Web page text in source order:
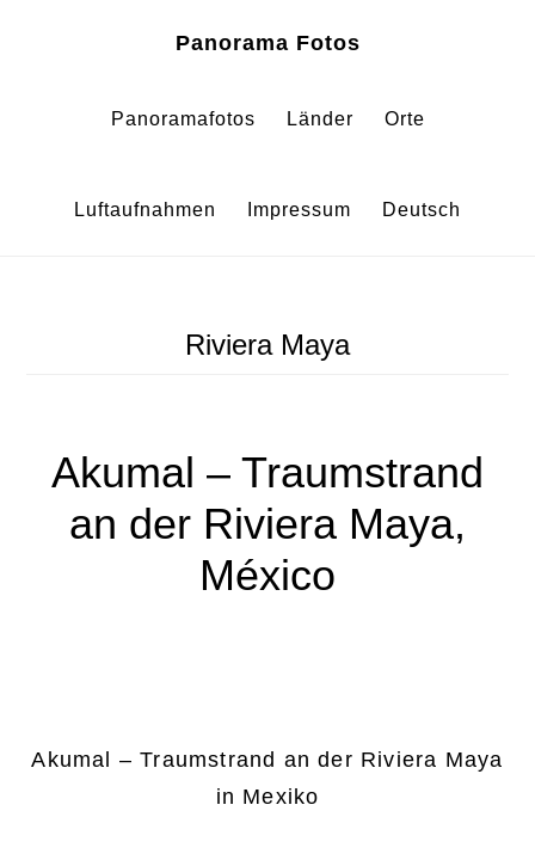
Panorama Fotos
Panoramafotos Länder Orte
Luftaufnahmen Impressum Deutsch
Riviera Maya
Akumal – Traumstrand
an der Riviera Maya,
México
Akumal – Traumstrand an der Riviera Maya
in Mexiko